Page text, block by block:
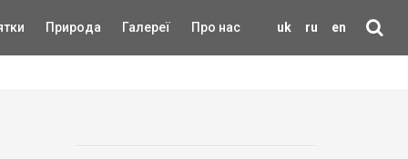
uk ru en
Природа Галереї Про нас